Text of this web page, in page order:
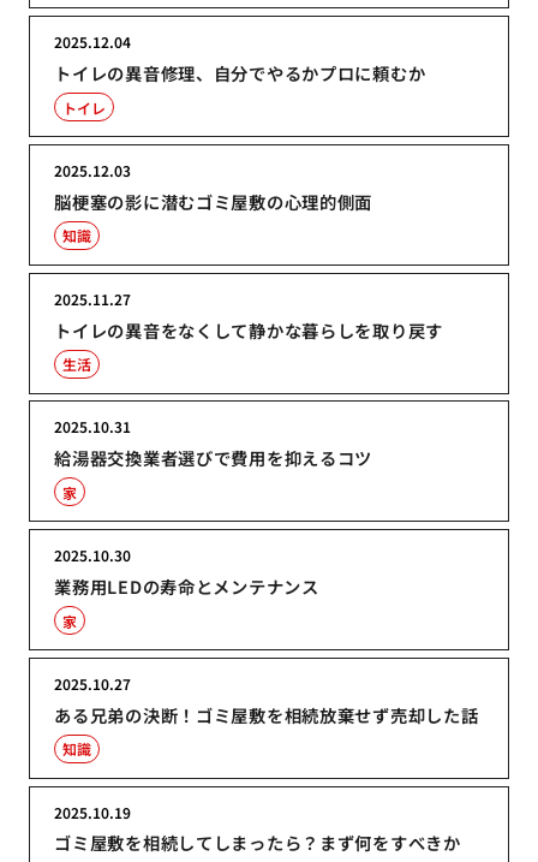
トイレの異音修理、自分でやるかプロに頼むか
2025.12.04
トイレ
脳梗塞の影に潜むゴミ屋敷の心理的側面
2025.12.03
知識
トイレの異音をなくして静かな暮らしを取り戻す
2025.11.27
生活
給湯器交換業者選びで費用を抑えるコツ
2025.10.31
家
業務用LEDの寿命とメンテナンス
2025.10.30
家
ある兄弟の決断！ゴミ屋敷を相続放棄せず売却した話
2025.10.27
知識
ゴミ屋敷を相続してしまったら？まず何をすべきか
2025.10.19